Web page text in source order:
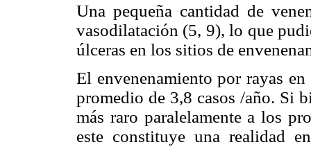
Una pequeña cantidad de
vasodilatación (5, 9), lo que
úlceras en los sitios de
El envenenamiento por rayas
promedio de 3,8 casos /año. Si
más raro paralelamente a los
este constituye una realidad